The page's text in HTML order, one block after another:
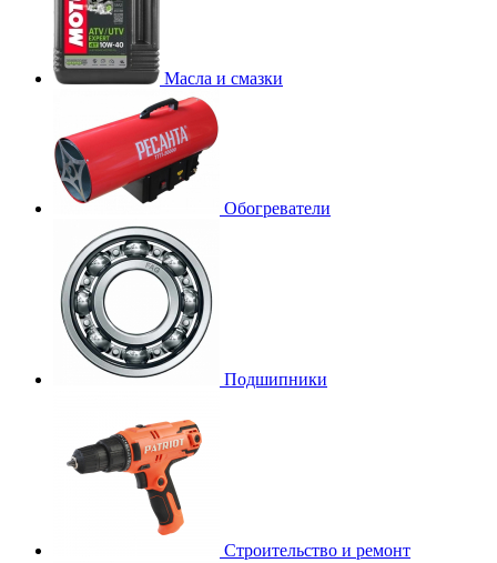
Масла и смазки
Обогреватели
Подшипники
Строительство и ремонт